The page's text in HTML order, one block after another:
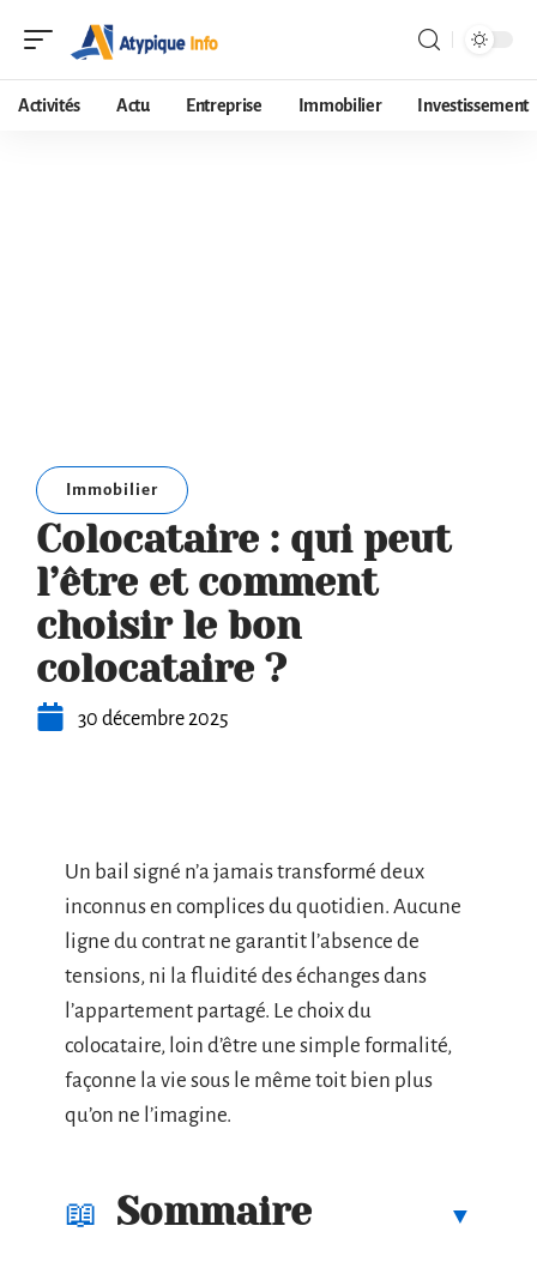
Activités Actu Entreprise Immobilier Investissement
Immobilier
Colocataire : qui peut
l’être et comment
choisir le bon
colocataire ?
30 décembre 2025
Un bail signé n’a jamais transformé deux
inconnus en complices du quotidien. Aucune
ligne du contrat ne garantit l’absence de
tensions, ni la fluidité des échanges dans
l’appartement partagé. Le choix du
colocataire, loin d’être une simple formalité,
façonne la vie sous le même toit bien plus
qu’on ne l’imagine.
Sommaire